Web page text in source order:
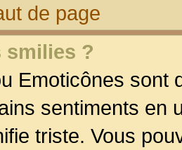
de page
smilies ?
Emoticônes sont
sentiments en
triste. Vous